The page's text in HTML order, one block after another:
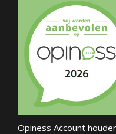
Opiness Account